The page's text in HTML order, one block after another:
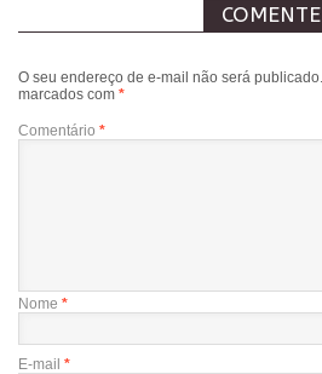
COMENTE
O seu endereço de e-mail não será publicado.
marcados com *
Comentário *
Nome *
E-mail *